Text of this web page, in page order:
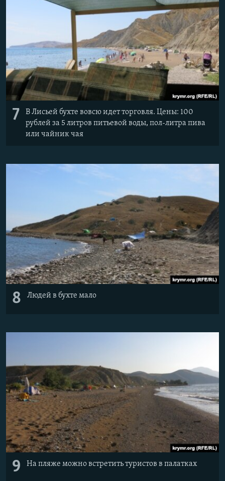
7
В Лисьей бухте вовсю идет торговля. Цены: 100
рублей за 5 литров питьевой воды, пол-литра пива
или чайник чая
8 Людей в бухте мало
9 На пляже можно встретить туристов в палатках